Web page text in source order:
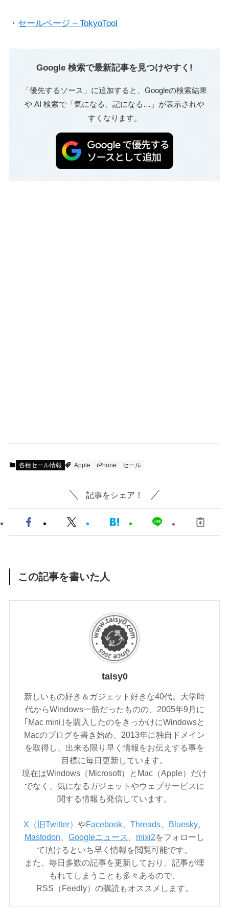
・ セールページ – TokyoTool
Google 検索で最新記事を見つけやすく!
「優先するソース」に追加すると、Googleの検索結果
や AI 検索で「気になる、記になる…」が表示されや
すくなります。
各種セール情報 Apple iPhone セール
記事をシェア！
この記事を書いた人
taisy0
新しいもの好き＆ガジェット好きな40代。大学時
代からWindows一筋だったものの、2005年9月に
｢Mac mini｣を購入したのをきっかけにWindowsと
Macのブログを書き始め、2013年に独自ドメイン
を取得し、出来る限り早く情報をお伝えする事を
目標に毎日更新しています。
現在はWindows（Microsoft）とMac（Apple）だけ
でなく、気になるガジェットやウェブサービスに
関する情報も発信しています。
X（旧Twitter） やFacebook、 Threads、 Bluesky、
Mastodon
Googleニュース mixi2をフォローし
て頂けるといち早く情報を閲覧可能です。
また、毎日多数の記事を更新しており、記事が埋
もれてしまうことも多々あるので、
RSS（Feedly）の購読もオススメします。